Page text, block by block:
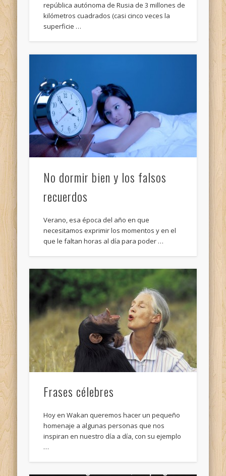
república autónoma de Rusia de 3 millones de
kilómetros cuadrados (casi cinco veces la
superficie …
No dormir bien y los falsos
recuerdos
Verano, esa época del año en que
necesitamos exprimir los momentos y en el
que le faltan horas al día para poder …
Frases célebres
Hoy en Wakan queremos hacer un pequeño
homenaje a algunas personas que nos
inspiran en nuestro día a día, con su ejemplo
…